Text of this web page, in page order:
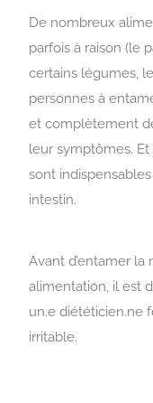
De nombreux
parfois à raison (le
certains légumes,
personnes à
et complètement
leur symptômes.
sont
intestin.
Avant d’entamer
alimentation, il est
un.e diététicien.ne
irritable.